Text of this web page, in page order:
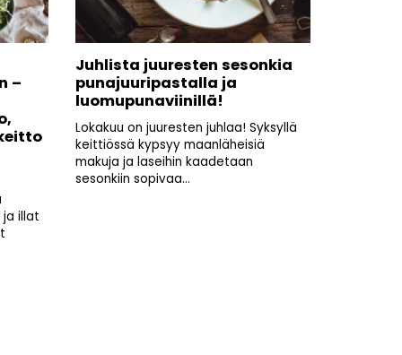
–
illat
Juhlista juuresten sesonkia
punajuuripastalla ja
luomupunaviinillä!
Lokakuu on juuresten juhlaa! Syksyllä
keittiössä kypsyy maanläheisiä
makuja ja laseihin kaadetaan
sesonkiin sopivaa...